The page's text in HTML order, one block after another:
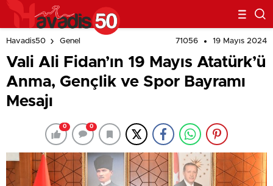
Havadis50 Genel 71056 19 Mayıs 2024
Vali Ali Fidan’ın 19 Mayıs Atatürk’ü
Anma, Gençlik ve Spor Bayramı
Mesajı
0 0